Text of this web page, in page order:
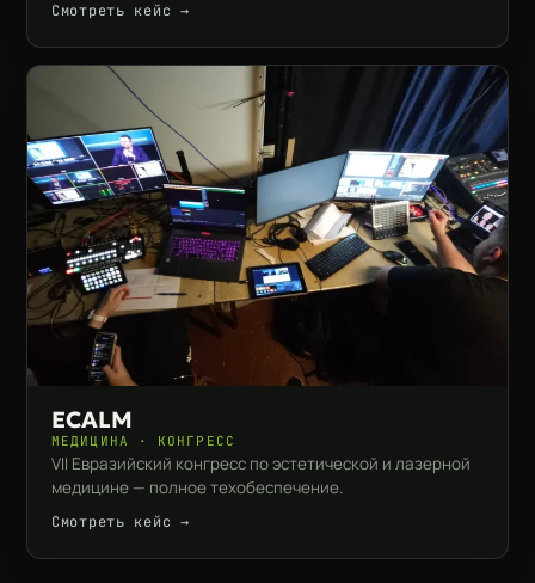
Смотреть кейс →
ECALM
МЕДИЦИНА · КОНГРЕСС
VII Евразийский конгресс по эстетической и лазерной
медицине — полное техобеспечение.
Смотреть кейс →